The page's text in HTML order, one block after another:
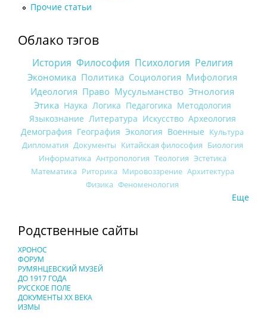
Прочие статьи
Облако тэгов
История Философия Психология Религия
Экономика Политика Социология Мифология
Идеология Право Мусульманство Этнология
Этика Наука Логика Педагогика Методология
Языкознание Литература Искусство Археология
Демография География Экология Военные Культура
Дипломатия Документы Китайская философия Биология
Информатика Антропология Теология Эстетика
Математика Риторика Мировоззрение Архитектура
Физика Феноменология
Еще
Родственные сайты
ХРОНОС
ФОРУМ
РУМЯНЦЕВСКИЙ МУЗЕЙ
ДО 1917 ГОДА
РУССКОЕ ПОЛЕ
ДОКУМЕНТЫ XX ВЕКА
ИЗМЫ